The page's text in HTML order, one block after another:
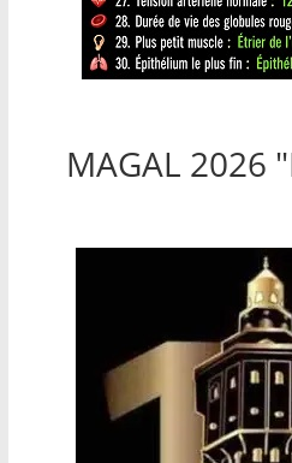
MAGAL 2026